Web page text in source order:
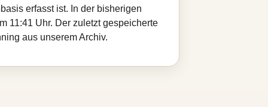
erfasst ist. In der bisherigen
11:41 Uhr. Der zuletzt gespeicherte
aus unserem Archiv.